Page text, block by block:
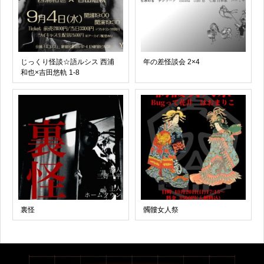
じっくり怪談☆語ルシス 西浦
和也×吉田悠軌 1-8
年の差怪談会 2×4
裏怪 髑髏女人祭